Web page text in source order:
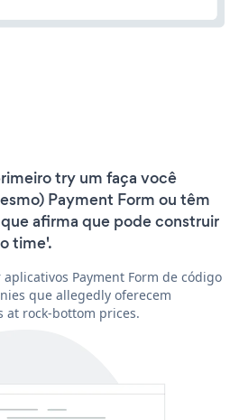
try um faça você
Payment Form ou têm
afirma que pode construir
time'.
Payment Form de código
que allegedly oferecem
at rock-bottom prices.